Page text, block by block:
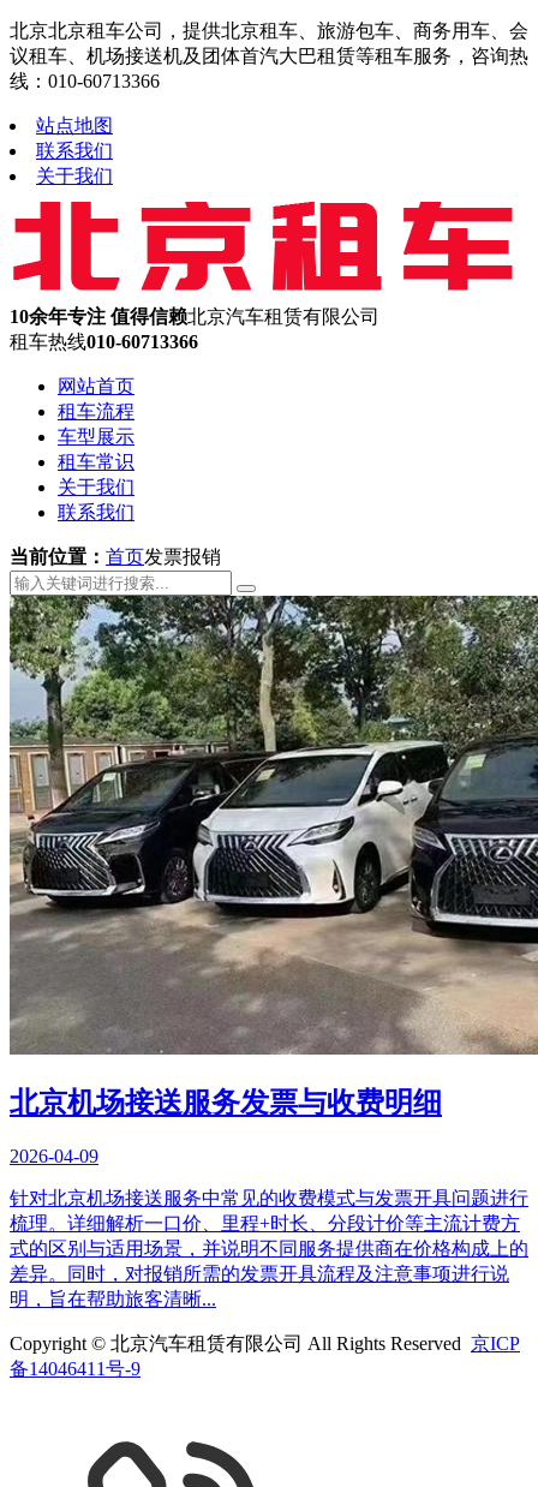
北京北京租车公司，提供北京租车、旅游包车、商务用车、会
议租车、机场接送机及团体首汽大巴租赁等租车服务，咨询热
线：010-60713366
站点地图
联系我们
关于我们
10余年专注 值得信赖北京汽车租赁有限公司
租车热线010-60713366
网站首页
租车流程
车型展示
租车常识
关于我们
联系我们
当前位置： 首页发票报销
北京机场接送服务发票与收费明细
2026-04-09
针对北京机场接送服务中常见的收费模式与发票开具问题进行
梳理。详细解析一口价、里程+时长、分段计价等主流计费方
式的区别与适用场景，并说明不同服务提供商在价格构成上的
差异。同时，对报销所需的发票开具流程及注意事项进行说
明，旨在帮助旅客清晰...
Copyright © 北京汽车租赁有限公司 All Rights Reserved 京ICP
备14046411号-9